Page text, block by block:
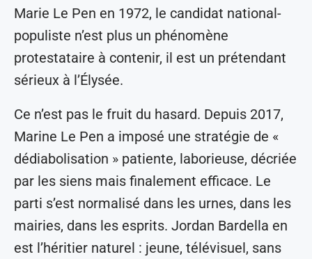
Marie Le Pen en 1972, le candidat national-
populiste n’est plus un phénomène
protestataire à contenir, il est un prétendant
sérieux à l’Élysée.
Ce n’est pas le fruit du hasard. Depuis 2017,
Marine Le Pen a imposé une stratégie de «
dédiabolisation » patiente, laborieuse, décriée
par les siens mais finalement efficace. Le
parti s’est normalisé dans les urnes, dans les
mairies, dans les esprits. Jordan Bardella en
est l’héritier naturel : jeune, télévisuel, sans